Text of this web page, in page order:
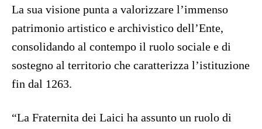
La sua visione punta a valorizzare l’immenso
patrimonio artistico e archivistico dell’Ente,
consolidando al contempo il ruolo sociale e di
sostegno al territorio che caratterizza l’istituzione
fin dal 1263.
“La Fraternita dei Laici ha assunto un ruolo di